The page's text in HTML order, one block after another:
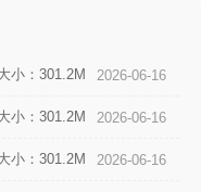
小：301.2M 2026-06-16
小：301.2M 2026-06-16
小：301.2M 2026-06-16